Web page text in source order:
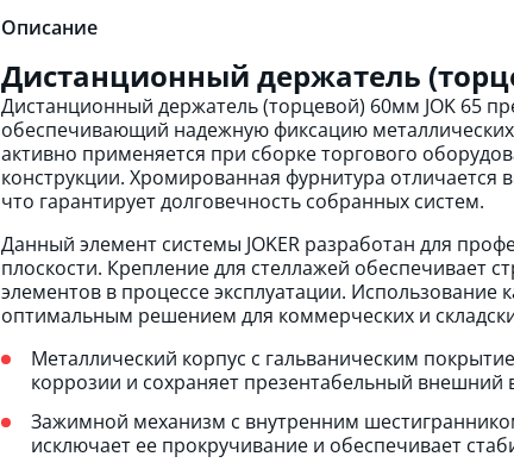
Описание
Дистанционный держатель
Дистанционный держатель (торцевой) 60мм JOK 65
обеспечивающий надежную фиксацию
активно применяется при сборке торгового
конструкции. Хромированная фурнитура
что гарантирует долговечность собранных систем.
Данный элемент системы JOKER разработан для
плоскости. Крепление для стеллажей обеспечивает
элементов в процессе эксплуатации. Использование
оптимальным решением для коммерческих и
Металлический корпус с гальваническим
коррозии и сохраняет презентабельный внешний
Зажимной механизм с внутренним
исключает ее прокручивание и обеспечивает